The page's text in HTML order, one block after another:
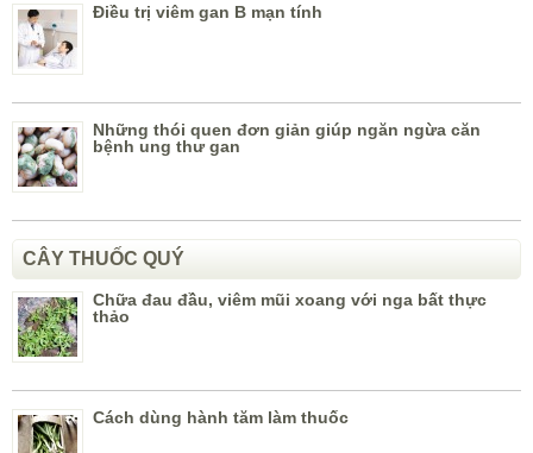
Điều trị viêm gan B mạn tính
Những thói quen đơn giản giúp ngăn ngừa căn
bệnh ung thư gan
CÂY THUỐC QUÝ
Chữa đau đầu, viêm mũi xoang với nga bất thực
thảo
Cách dùng hành tăm làm thuốc